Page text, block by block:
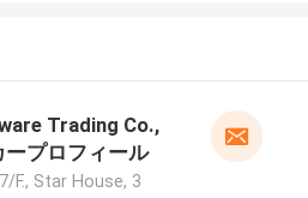
Trading Co.,
プロフィール
F., Star House, 3